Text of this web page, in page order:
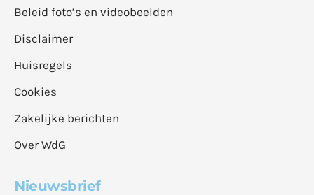
Beleid foto’s en videobeelden
Disclaimer
Huisregels
Cookies
Zakelijke berichten
Over WdG
Nieuwsbrief